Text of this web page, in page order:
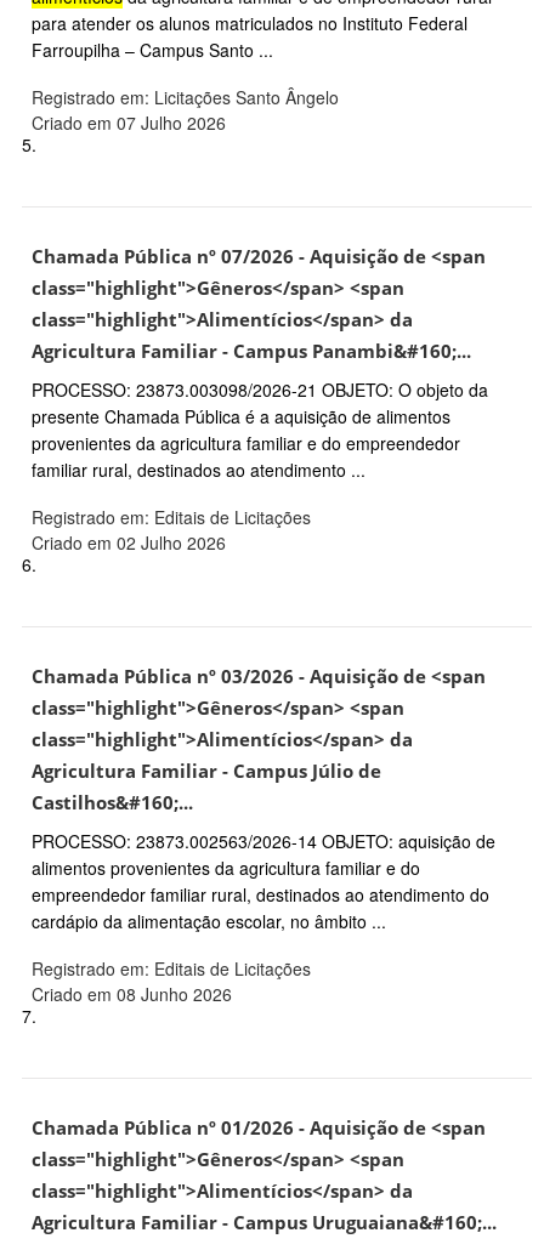
para atender os alunos matriculados no Instituto Federal
Farroupilha – Campus Santo ...
Registrado em: Licitações Santo Ângelo
Criado em 07 Julho 2026
5.
Chamada Pública nº 07/2026 - Aquisição de <span
class="highlight">Gêneros</span> <span
class="highlight">Alimentícios</span> da
Agricultura Familiar - Campus Panambi&#160;...
PROCESSO: 23873.003098/2026-21 OBJETO: O objeto da
presente Chamada Pública é a aquisição de alimentos
provenientes da agricultura familiar e do empreendedor
familiar rural, destinados ao atendimento ...
Registrado em: Editais de Licitações
Criado em 02 Julho 2026
6.
Chamada Pública nº 03/2026 - Aquisição de <span
class="highlight">Gêneros</span> <span
class="highlight">Alimentícios</span> da
Agricultura Familiar - Campus Júlio de
Castilhos&#160;...
PROCESSO: 23873.002563/2026-14 OBJETO: aquisição de
alimentos provenientes da agricultura familiar e do
empreendedor familiar rural, destinados ao atendimento do
cardápio da alimentação escolar, no âmbito ...
Registrado em: Editais de Licitações
Criado em 08 Junho 2026
7.
Chamada Pública nº 01/2026 - Aquisição de <span
class="highlight">Gêneros</span> <span
class="highlight">Alimentícios</span> da
Agricultura Familiar - Campus Uruguaiana&#160;...